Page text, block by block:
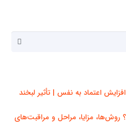
اعتماد به نفس | تأثیر لبخند
مزایا، مراحل و مراقبت‌های